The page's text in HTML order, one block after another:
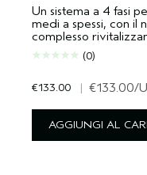
Un sistema a 4 fasi
medi a spessi, con il
complesso
(0)
€133.00 | €133.00/
AGGIUNGI AL